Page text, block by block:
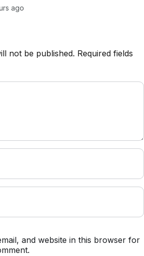
ago
not be published. Required fields
and website in this browser for